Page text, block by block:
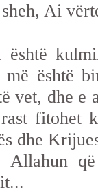
Ai
është
është
vet, dhe e
fitohet
dhe
Allahun